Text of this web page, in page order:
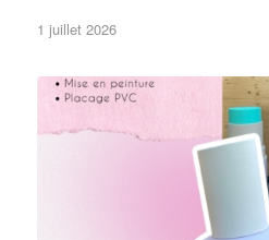
l’or !
•Festivals•
1 juillet 2026
factices cosmétiques